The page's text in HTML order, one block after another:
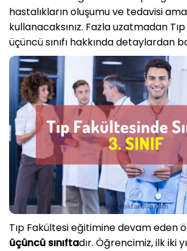
hastalıkların oluşumu ve tedavisi
kullanacaksınız. Fazla uzatmadan
üçüncü sınıfı hakkında detaylardan
Tıp Fakültesi eğitimine devam eden
üçüncü sınıftadır. Öğrencimiz, ilk iki